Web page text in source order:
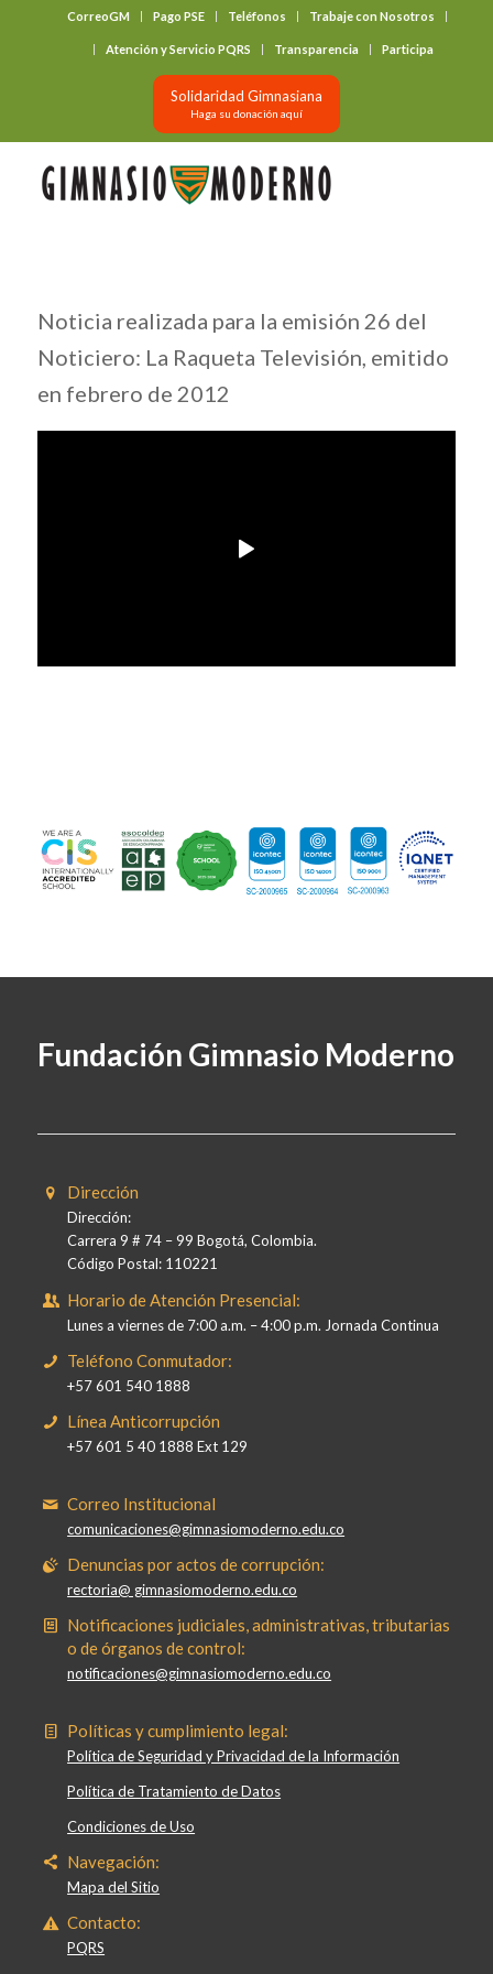
CorreoGM Pago PSE Teléfonos Trabaje con Nosotros
Atención y Servicio PQRS Transparencia Participa
Solidaridad Gimnasiana
Haga su donación aquí
Noticia realizada para la emisión 26 del
Noticiero: La Raqueta Televisión, emitido
en febrero de 2012
Fundación Gimnasio Moderno
Dirección
Dirección:
Carrera 9 # 74 – 99 Bogotá, Colombia.
Código Postal: 110221
Horario de Atención Presencial:
Lunes a viernes de 7:00 a.m. – 4:00 p.m. Jornada Continua
Teléfono Conmutador:
+57 601 540 1888
Línea Anticorrupción
+57 601 5 40 1888 Ext 129
Correo Institucional
comunicaciones@gimnasiomoderno.edu.co
Denuncias por actos de corrupción:
rectoria@ gimnasiomoderno.edu.co
Notificaciones judiciales, administrativas, tributarias
o de órganos de control:
notificaciones@gimnasiomoderno.edu.co
Políticas y cumplimiento legal:
Política de Seguridad y Privacidad de la Información
Política de Tratamiento de Datos
Condiciones de Uso
Navegación:
Mapa del Sitio
Contacto:
PQRS